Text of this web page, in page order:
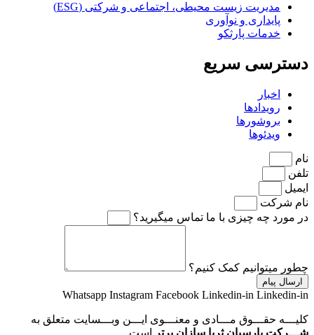
مدیریت زیست محیطی، اجتماعی و شرکتی (ESG)
پایداری و نوآوری
خدمات پارثکو
دسترسی سریع
اخبار
رویدادها
بروشورها
ویدئوها
نام
تلفن
ایمیل
نام شرکت
در مورد چه چیزی با ما تماس میگیرید؟
چطور میتوانیم کمک کنیم؟
ارسال پیام
Whatsapp Instagram Facebook Linkedin-in Linkedin-in
کلیـــه حقـــوق مـــادی و معنـــوی ایـــن وبـــسایت متعلق به
شـــرکت پارسیان ثریا سازان برتر
است.